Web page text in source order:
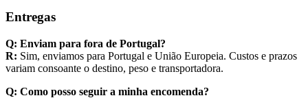
Entregas
Q: Enviam para fora de Portugal?
R: Sim, enviamos para Portugal e União Europeia. Custos e prazos
variam consoante o destino, peso e transportadora.
Q: Como posso seguir a minha encomenda?